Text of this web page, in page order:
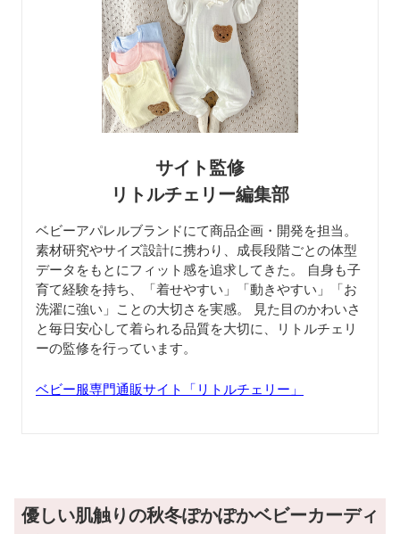
サイト監修
リトルチェリー編集部
ベビーアパレルブランドにて商品企画・開発を担当。
素材研究やサイズ設計に携わり、成長段階ごとの体型
データをもとにフィット感を追求してきた。 自身も子
育て経験を持ち、「着せやすい」「動きやすい」「お
洗濯に強い」ことの大切さを実感。 見た目のかわいさ
と毎日安心して着られる品質を大切に、リトルチェリ
ーの監修を行っています。
ベビー服専門通販サイト「リトルチェリー」
優しい肌触りの秋冬ぽかぽかベビーカーディ